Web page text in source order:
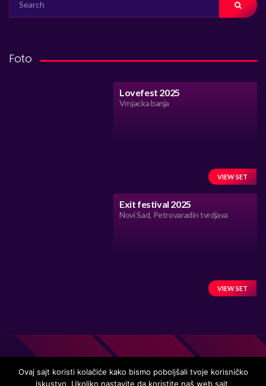
FOR:
Foto
Lovefest 2025
Vrnjacka banja
VIEW SET
Exit festival 2025
Novi Sad, Petrovaradin tvrdjava
VIEW SET
Ovaj sajt koristi kolačiće kako bismo poboljšali tvoje korisničko
iskustvo. Ukoliko nastavite da koristite naš web sajt,